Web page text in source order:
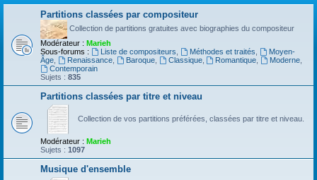
Partitions classées par compositeur
Collection de partitions gratuites avec biographies du compositeur
Modérateur : Marieh
Sous-forums :
Liste de compositeurs Méthodes et traités
Moyen-
Âge
Renaissance, Baroque, Classique, Romantique Moderne
Contemporain
Sujets : 835
Partitions classées par titre et niveau
Collection de vos partitions préférées, classées par titre et niveau.
Modérateur : Marieh
Sujets : 1097
Musique d'ensemble